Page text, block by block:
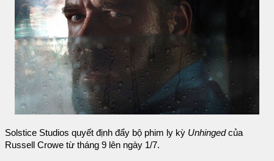
Solstice Studios quyết định đẩy bộ phim ly kỳ Unhingedcủa
Russell Crowe từ tháng 9 lên ngày 1/7.